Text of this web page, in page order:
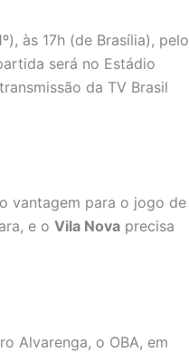
às 17h (de Brasília), pelo
será no Estádio
da TV Brasil
vantagem para o jogo de
e o Vila Nova precisa
Alvarenga, o OBA, em